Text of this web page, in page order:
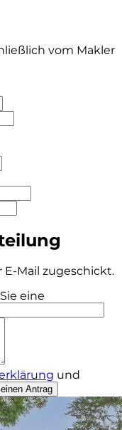
vom Makler
Mail zugeschickt.
eine
und
Antrag